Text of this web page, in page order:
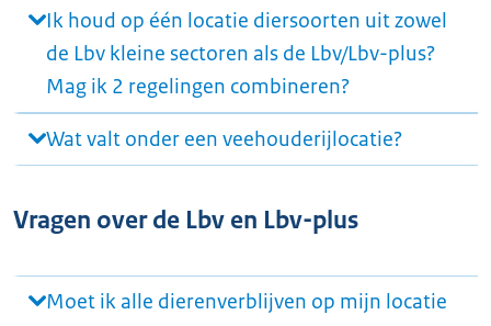
Ik houd op één locatie diersoorten uit zowel
de Lbv kleine sectoren als de Lbv/Lbv-plus?
Mag ik 2 regelingen combineren?
Wat valt onder een veehouderijlocatie?
Vragen over de Lbv en Lbv-plus
Moet ik alle dierenverblijven op mijn locatie